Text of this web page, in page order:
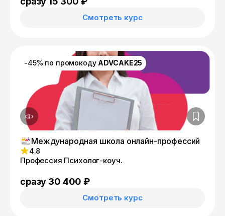
Смотреть курс
-45% по промокоду ADVCAKE25
Международная школа онлайн-профессий
4.8
Профессия Психолог-коуч.
сразу 30 400 ₽
Смотреть курс